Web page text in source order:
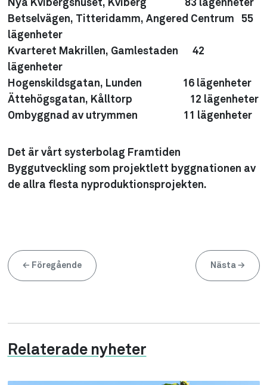
Nya Kvibergshuset, Kviberg 83 lägenheter
Betselvägen, Titteridamm, Angered Centrum 55
lägenheter
Kvarteret Makrillen, Gamlestaden 42
lägenheter
Hogenskildsgatan, Lunden 16 lägenheter
Ättehögsgatan, Kålltorp 12 lägenheter
Ombyggnad av utrymmen 11 lägenheter
Det är vårt systerbolag Framtiden
Byggutveckling som projektlett byggnationen av
de allra flesta nyproduktionsprojekten.
← Föregående Nästa →
Relaterade nyheter